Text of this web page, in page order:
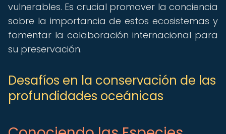
vulnerables. Es crucial promover la conciencia
sobre la importancia de estos ecosistemas y
fomentar la colaboración internacional para
su preservación.
Desafíos en la conservación de las
profundidades oceánicas